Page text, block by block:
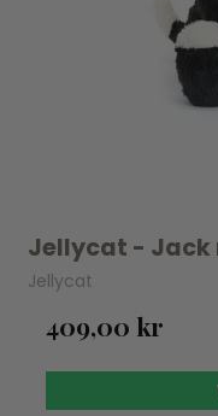
Jellycat - Jack
Jellycat
409,00 kr